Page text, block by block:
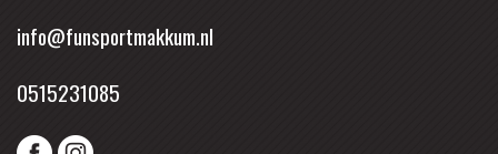
info@funsportmakkum.nl
0515231085